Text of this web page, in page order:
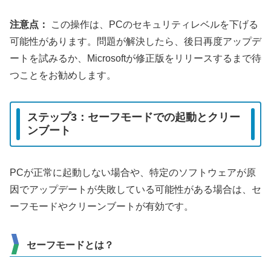
注意点：
この操作は、PCのセキュリティレベルを下げる
可能性があります。問題が解決したら、後日再度アップデ
ートを試みるか、Microsoftが修正版をリリースするまで待
つことをお勧めします。
ステップ3：セーフモードでの起動とクリー
ンブート
PCが正常に起動しない場合や、特定のソフトウェアが原
因でアップデートが失敗している可能性がある場合は、セ
ーフモードやクリーンブートが有効です。
セーフモードとは？